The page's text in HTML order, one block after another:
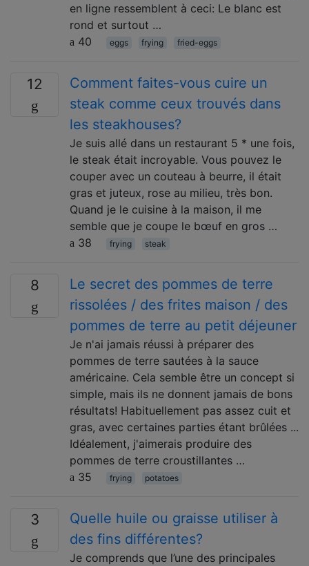
en ligne ressemblent à ceci: Le blanc est
rond et surtout …
40
eggs frying fried-eggs
12
Comment faites-vous cuire un
steak comme ceux trouvés dans
les steakhouses?
Je suis allé dans un restaurant 5 * une fois,
le steak était incroyable. Vous pouvez le
couper avec un couteau à beurre, il était
gras et juteux, rose au milieu, très bon.
Quand je le cuisine à la maison, il me
semble que je coupe le bœuf en gros …
38
frying steak
8
Le secret des pommes de terre
rissolées / des frites maison / des
pommes de terre au petit déjeuner
Je n'ai jamais réussi à préparer des
pommes de terre sautées à la sauce
américaine. Cela semble être un concept si
simple, mais ils ne donnent jamais de bons
résultats! Habituellement pas assez cuit et
gras, avec certaines parties étant brûlées ...
Idéalement, j'aimerais produire des
pommes de terre croustillantes …
35
frying potatoes
3
Quelle huile ou graisse utiliser à
des fins différentes?
Je comprends que l’une des principales